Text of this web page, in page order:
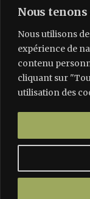
Nous
Nous utilisons
expérience de
contenu
cliquant sur
utilisation des
10 11
17 18
24 25
31
« Apr
Les Tilleuls